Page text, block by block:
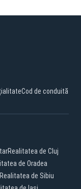
Cod de conduită
Realitatea de Cluj
de Oradea
Realitatea de Sibiu